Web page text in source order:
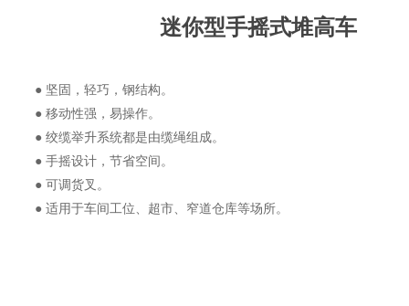
迷你型手摇式堆高车
● 坚固，轻巧，钢结构。
● 移动性强，易操作。
● 绞缆举升系统都是由缆绳组成。
● 手摇设计，节省空间。
● 可调货叉。
● 适用于车间工位、超市、窄道仓库等场所。